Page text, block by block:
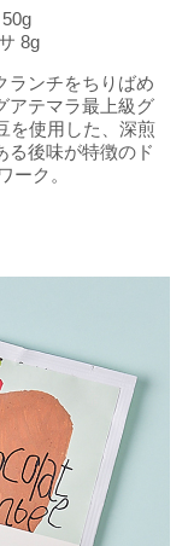
8g
ランチをちりばめ
アテマラ最上級グ
を使用した、深煎
る後味が特徴のド
ーク。